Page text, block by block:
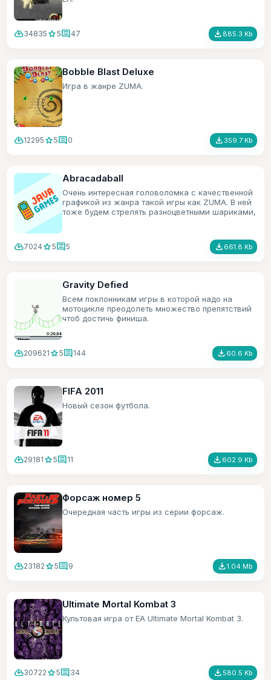
cloud_download34835 star5comment47 file_download 885.3 Kb
Bobble Blast Deluxe
Игра в жанре ZUMA.
cloud_download12295 star5comment0 file_download 359.7 Kb
Abracadaball
Очень интересная головоломка с качественной
графикой из жанра такой игры как ZUMA. В ней
тоже будем стрелять разноцветными шариками,
cloud_download7024 star5comment5 file_download 661.8 Kb
Gravity Defied
Всем поклонникам игры в которой надо на
мотоцикле преодолеть множество препятствий
чтоб достичь финиша.
cloud_download209621 star5comment144 file_download 60.6 Kb
FIFA 2011
Новый сезон футбола.
cloud_download29181 star5comment11 file_download 602.9 Kb
Форсаж номер 5
Очередная часть игры из серии форсаж.
cloud_download23182 star5comment9 file_download1.04 Mb
Ultimate Mortal Kombat 3
Культовая игра от ЕА Ultimate Mortal Kombat 3.
cloud_download30722 star5comment34 file_download 580.5 Kb